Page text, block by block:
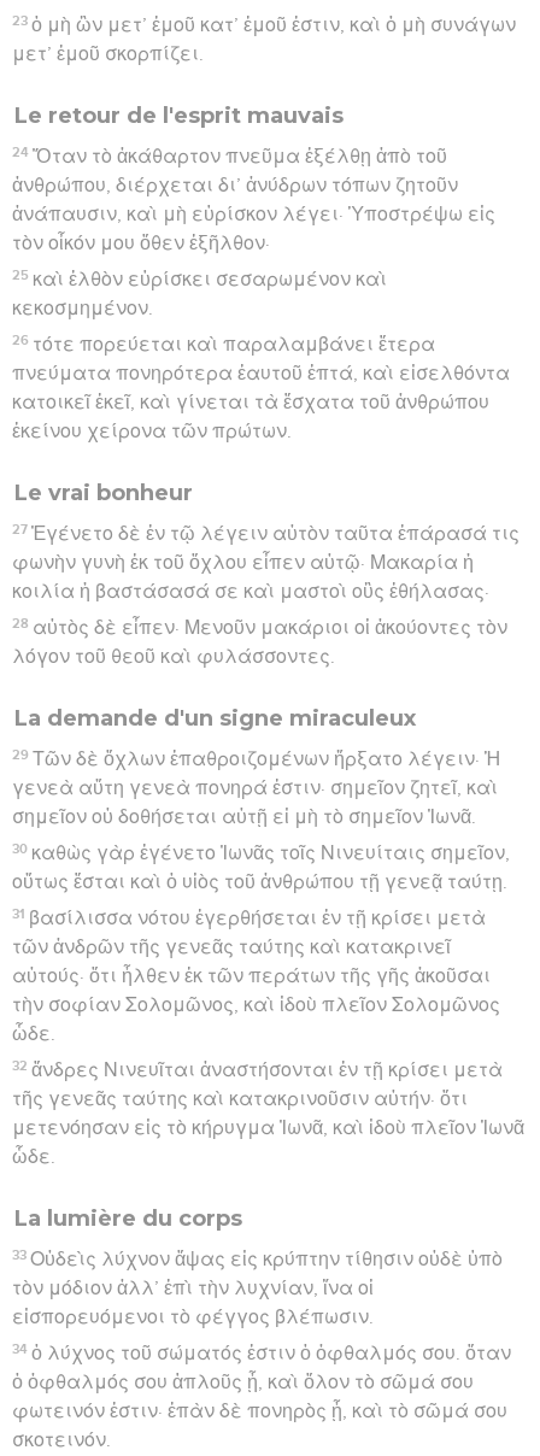
23 ὁ μὴ ὢν μετ’ ἐμοῦ κατ’ ἐμοῦ ἐστιν, καὶ ὁ μὴ συνάγων
μετ’ ἐμοῦ σκορπίζει.
Le retour de l'esprit mauvais
24 Ὅταν τὸ ἀκάθαρτον πνεῦμα ἐξέλθῃ ἀπὸ τοῦ
ἀνθρώπου, διέρχεται δι’ ἀνύδρων τόπων ζητοῦν
ἀνάπαυσιν, καὶ μὴ εὑρίσκον λέγει· Ὑποστρέψω εἰς
τὸν οἶκόν μου ὅθεν ἐξῆλθον·
25 καὶ ἐλθὸν εὑρίσκει σεσαρωμένον καὶ
κεκοσμημένον.
26 τότε πορεύεται καὶ παραλαμβάνει ἕτερα
πνεύματα πονηρότερα ἑαυτοῦ ἑπτά, καὶ εἰσελθόντα
κατοικεῖ ἐκεῖ, καὶ γίνεται τὰ ἔσχατα τοῦ ἀνθρώπου
ἐκείνου χείρονα τῶν πρώτων.
Le vrai bonheur
27 Ἐγένετο δὲ ἐν τῷ λέγειν αὐτὸν ταῦτα ἐπάρασά τις
φωνὴν γυνὴ ἐκ τοῦ ὄχλου εἶπεν αὐτῷ· Μακαρία ἡ
κοιλία ἡ βαστάσασά σε καὶ μαστοὶ οὓς ἐθήλασας·
28 αὐτὸς δὲ εἶπεν· Μενοῦν μακάριοι οἱ ἀκούοντες τὸν
λόγον τοῦ θεοῦ καὶ φυλάσσοντες.
La demande d'un signe miraculeux
29 Τῶν δὲ ὄχλων ἐπαθροιζομένων ἤρξατο λέγειν· Ἡ
γενεὰ αὕτη γενεὰ πονηρά ἐστιν· σημεῖον ζητεῖ, καὶ
σημεῖον οὐ δοθήσεται αὐτῇ εἰ μὴ τὸ σημεῖον Ἰωνᾶ.
30 καθὼς γὰρ ἐγένετο Ἰωνᾶς τοῖς Νινευίταις σημεῖον,
οὕτως ἔσται καὶ ὁ υἱὸς τοῦ ἀνθρώπου τῇ γενεᾷ ταύτῃ.
31 βασίλισσα νότου ἐγερθήσεται ἐν τῇ κρίσει μετὰ
τῶν ἀνδρῶν τῆς γενεᾶς ταύτης καὶ κατακρινεῖ
αὐτούς· ὅτι ἦλθεν ἐκ τῶν περάτων τῆς γῆς ἀκοῦσαι
τὴν σοφίαν Σολομῶνος, καὶ ἰδοὺ πλεῖον Σολομῶνος
ὧδε.
32 ἄνδρες Νινευῖται ἀναστήσονται ἐν τῇ κρίσει μετὰ
τῆς γενεᾶς ταύτης καὶ κατακρινοῦσιν αὐτήν· ὅτι
μετενόησαν εἰς τὸ κήρυγμα Ἰωνᾶ, καὶ ἰδοὺ πλεῖον Ἰωνᾶ
ὧδε.
La lumière du corps
33 Οὐδεὶς λύχνον ἅψας εἰς κρύπτην τίθησιν οὐδὲ ὑπὸ
τὸν μόδιον ἀλλ’ ἐπὶ τὴν λυχνίαν, ἵνα οἱ
εἰσπορευόμενοι τὸ φέγγος βλέπωσιν.
34 ὁ λύχνος τοῦ σώματός ἐστιν ὁ ὀφθαλμός σου. ὅταν
ὁ ὀφθαλμός σου ἁπλοῦς ᾖ, καὶ ὅλον τὸ σῶμά σου
φωτεινόν ἐστιν· ἐπὰν δὲ πονηρὸς ᾖ, καὶ τὸ σῶμά σου
σκοτεινόν.